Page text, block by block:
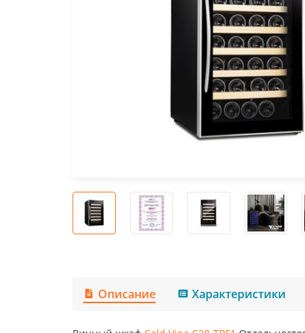
Описание Характеристики